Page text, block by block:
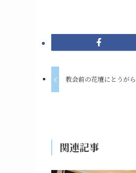
教会前の花壇にとうが
関連記事